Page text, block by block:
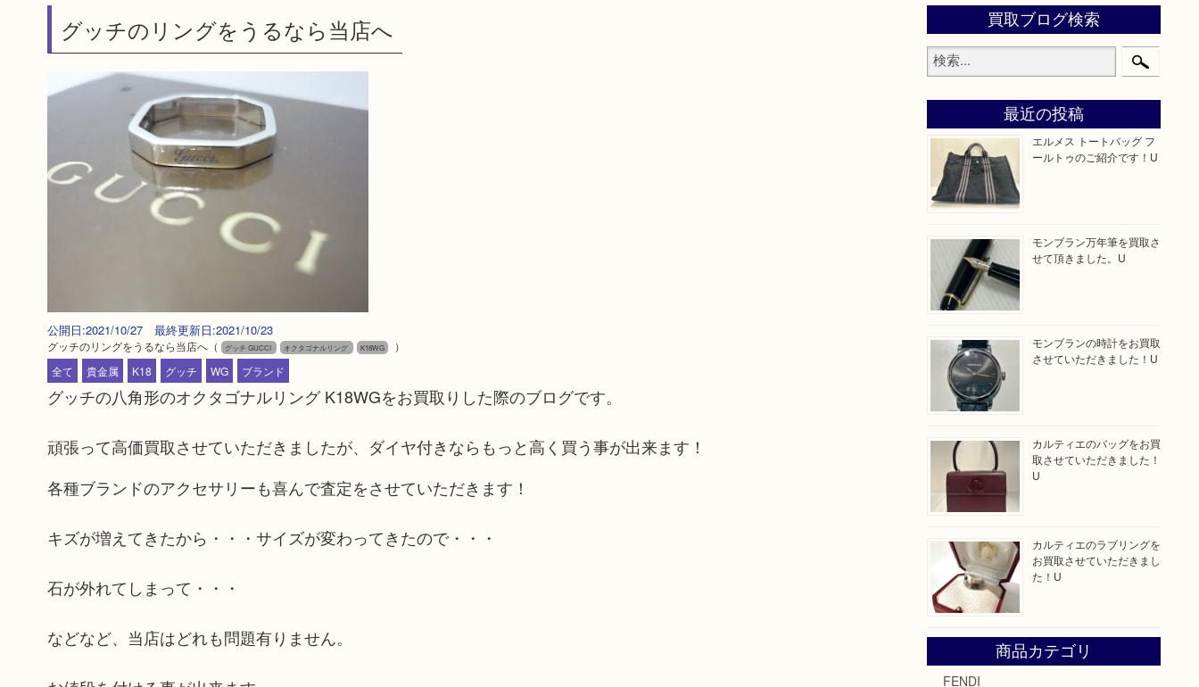
グッチのリングをうるなら当店へ
公開日:2021/10/27 最終更新日:2021/10/23
グッチのリングをうるなら当店へ（ グッチ GUCCI オクタゴナルリング K18WG
）
全て
貴金属 K18 グッチ WG ブランド
グッチの八角形のオクタゴナルリング K18WGをお買取りした際のブログです。
頑張って高価買取させていただきましたが、ダイヤ付きならもっと高く買う事が出来ます！
各種ブランドのアクセサリーも喜んで査定をさせていただきます！
キズが増えてきたから・・・サイズが変わってきたので・・・
石が外れてしまって・・・
などなど、当店はどれも問題有りません。
買取ブログ検索
最近の投稿
エルメス トートバッグ フ
ールトゥのご紹介です！U
モンブラン万年筆を買取さ
せて頂きました。U
モンブランの時計をお買取
させていただきました！U
カルティエのバッグをお買
取させていただきました！
U
カルティエのラブリングを
お買取させていただきまし
た！U
商品カテゴリ
FENDI